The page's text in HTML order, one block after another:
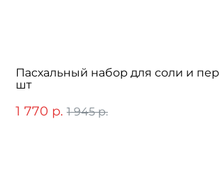
Пасхальный набор для соли и
шт
1 770 р. 1 945 р.